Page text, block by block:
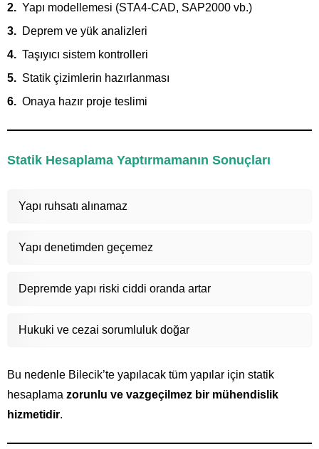
Yapı modellemesi (STA4-CAD, SAP2000 vb.)
Deprem ve yük analizleri
Taşıyıcı sistem kontrolleri
Statik çizimlerin hazırlanması
Onaya hazır proje teslimi
Statik Hesaplama Yaptırmamanın Sonuçları
Yapı ruhsatı alınamaz
Yapı denetimden geçemez
Depremde yapı riski ciddi oranda artar
Hukuki ve cezai sorumluluk doğar
Bu nedenle Bilecik’te yapılacak tüm yapılar için statik
hesaplama zorunlu ve vazgeçilmez bir mühendislik
hizmetidir.